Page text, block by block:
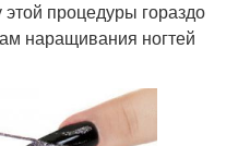
этой процедуры гораздо
наращивания ногтей